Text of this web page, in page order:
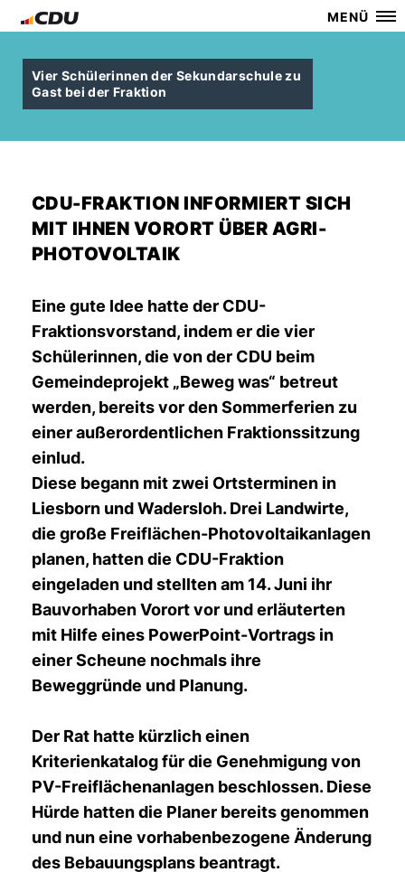
MENÜ
Vier Schülerinnen der Sekundarschule zu
Gast bei der Fraktion
CDU-FRAKTION INFORMIERT SICH
MIT IHNEN VORORT ÜBER AGRI-
PHOTOVOLTAIK
Eine gute Idee hatte der CDU-
Fraktionsvorstand, indem er die vier
Schülerinnen, die von der CDU beim
Gemeindeprojekt „Beweg was“ betreut
werden, bereits vor den Sommerferien zu
einer außerordentlichen Fraktionssitzung
einlud.
Diese begann mit zwei Ortsterminen in
Liesborn und Wadersloh. Drei Landwirte,
die große Freiflächen-Photovoltaikanlagen
planen, hatten die CDU-Fraktion
eingeladen und stellten am 14. Juni ihr
Bauvorhaben Vorort vor und erläuterten
mit Hilfe eines PowerPoint-Vortrags in
einer Scheune nochmals ihre
Beweggründe und Planung.
Der Rat hatte kürzlich einen
Kriterienkatalog für die Genehmigung von
PV-Freiflächenanlagen beschlossen. Diese
Hürde hatten die Planer bereits genommen
und nun eine vorhabenbezogene Änderung
des Bebauungsplans beantragt.